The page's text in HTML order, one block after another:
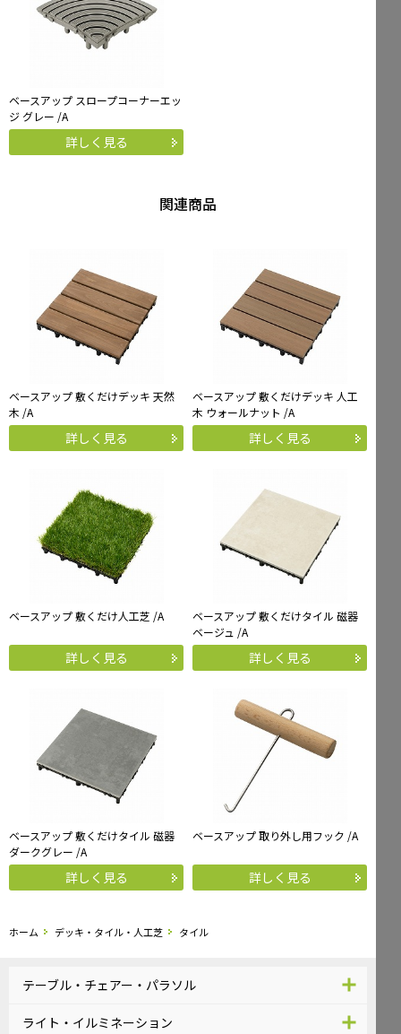
ベースアップ スロープコーナーエッ
ジ グレー /A
詳しく見る
関連商品
ベースアップ 敷くだけデッキ 天然
木 /A
詳しく見る
ベースアップ 敷くだけデッキ 人工
木 ウォールナット /A
詳しく見る
ベースアップ 敷くだけ人工芝 /A
詳しく見る
ベースアップ 敷くだけタイル 磁器
ベージュ /A
詳しく見る
ベースアップ 敷くだけタイル 磁器
ダークグレー /A
詳しく見る
ベースアップ 取り外し用フック /A
詳しく見る
ホーム デッキ・タイル・人工芝 タイル
テーブル・チェアー・パラソル
ライト・イルミネーション